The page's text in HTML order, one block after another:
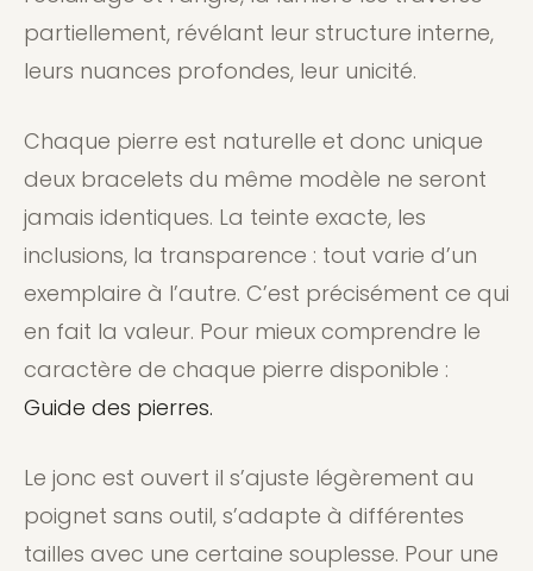
partiellement, révélant leur structure interne,
leurs nuances profondes, leur unicité.
Chaque pierre est naturelle et donc unique
deux bracelets du même modèle ne seront
jamais identiques. La teinte exacte, les
inclusions, la transparence : tout varie d’un
exemplaire à l’autre. C’est précisément ce qui
en fait la valeur. Pour mieux comprendre le
caractère de chaque pierre disponible :
Guide des pierres.
Le jonc est ouvert il s’ajuste légèrement au
poignet sans outil, s’adapte à différentes
tailles avec une certaine souplesse. Pour une